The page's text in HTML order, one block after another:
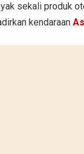
sekali produk
kendaraan